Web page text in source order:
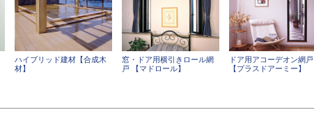
ハイブリッド建材【合成木
材】
窓・ドア用横引きロール網
戸 【マドロール】
ドア用アコーデオン網戸
【プラスドアーミー】